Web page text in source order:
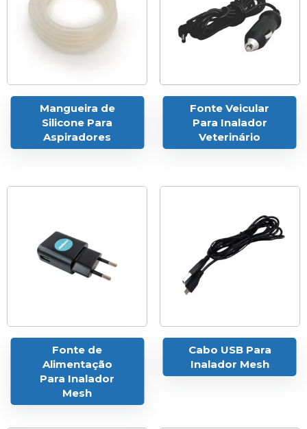
Mangueira de
Silicone Para
Aspiradores
Fonte Veicular
Para Inalador
Veterinário
Fonte de
Alimentação
Para Inalador
Mesh
Cabo USB Para
Inalador Mesh